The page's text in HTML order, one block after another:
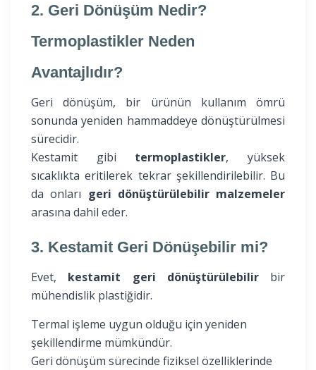
2. Geri Dönüşüm Nedir?
Termoplastikler Neden
Avantajlıdır?
Geri dönüşüm, bir ürünün kullanım ömrü
sonunda yeniden hammaddeye dönüştürülmesi
sürecidir.
Kestamit gibi termoplastikler, yüksek
sıcaklıkta eritilerek tekrar şekillendirilebilir. Bu
da onları geri dönüştürülebilir malzemeler
arasına dahil eder.
3. Kestamit Geri Dönüşebilir mi?
Evet, kestamit geri dönüştürülebilirbir
mühendislik plastiğidir.
Termal işleme uygun olduğu için yeniden
şekillendirme mümkündür.
Geri dönüşüm sürecinde fiziksel özelliklerinde